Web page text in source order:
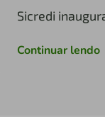
Sicredi
Continuar lendo